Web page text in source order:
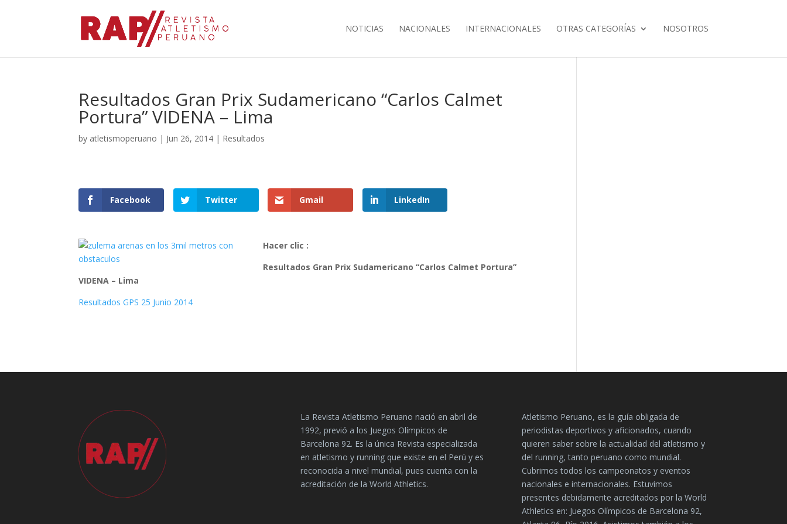
NOTICIAS NACIONALES INTERNACIONALES OTRAS CATEGORÍAS NOSOTROS
Resultados Gran Prix Sudamericano “Carlos Calmet
Portura” VIDENA – Lima
by atletismoperuano | Jun 26, 2014 | Resultados
Facebook Twitter Gmail LinkedIn
Hacer clic :
Resultados Gran Prix Sudamericano “Carlos Calmet Portura”
VIDENA – Lima
Resultados GPS 25 Junio 2014
La Revista Atletismo Peruano nació en abril de
1992, previó a los Juegos Olímpicos de
Barcelona 92. Es la única Revista especializada
en atletismo y running que existe en el Perú y es
reconocida a nivel mundial, pues cuenta con la
acreditación de la World Athletics.
Atletismo Peruano, es la guía obligada de
periodistas deportivos y aficionados, cuando
quieren saber sobre la actualidad del atletismo y
del running, tanto peruano como mundial.
Cubrimos todos los campeonatos y eventos
nacionales e internacionales. Estuvimos
presentes debidamente acreditados por la World
Athletics en: Juegos Olímpicos de Barcelona 92,